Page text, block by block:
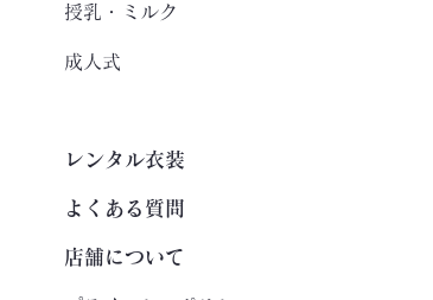
授乳・ミルク
成人式
レンタル衣装
よくある質問
店舗について